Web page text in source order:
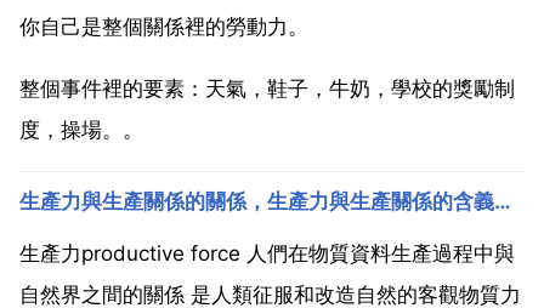
你自己是整個關係裡的勞動力。
整個事件裡的要素：天氣，鞋子，牛奶，學校的獎勵制
度，操場。。
生產力與生產關係的關係，生產力與生產關係的含義及其辯證關係
生產力productive force 人們在物質資料生產過程中與
自然界之間的關係 是人類征服和改造自然的客觀物質力